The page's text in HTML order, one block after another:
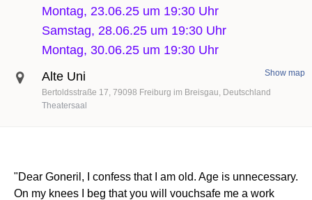
Montag, 23.06.25 um 19:30 Uhr
Samstag, 28.06.25 um 19:30 Uhr
Montag, 30.06.25 um 19:30 Uhr
Alte Uni
Bertoldsstraße 17 79098 Freiburg im Breisgau Deutschland
Show map
Theatersaal
"Dear Goneril, I confess that I am old. Age is unnecessary.
On my knees I beg that you will vouchsafe me a work